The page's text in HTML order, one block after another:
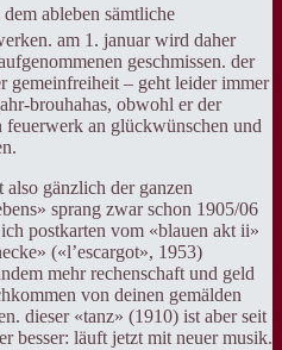
dem ableben sämtliche
am 1. januar wird daher
geschmissen. der
gemeinfreiheit – geht leider immer
brouhahas, obwohl er der
feuerwerk an glückwünschen und
gänzlich der ganzen
sprang zwar schon 1905/06
postkarten vom «blauen akt ii»
(«l’escargot», 1953)
mehr rechenschaft und geld
von deinen gemälden
dieser «tanz» (1910) ist aber seit
besser: läuft jetzt mit neuer musik.